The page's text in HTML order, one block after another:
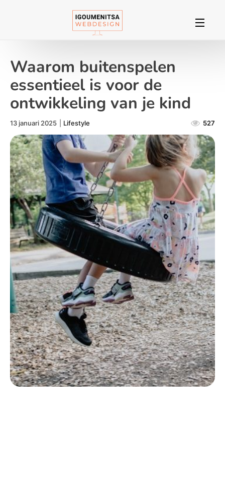
Waarom buitenspelen
essentieel is voor de
ontwikkeling van je kind
13 januari 2025 Lifestyle 527